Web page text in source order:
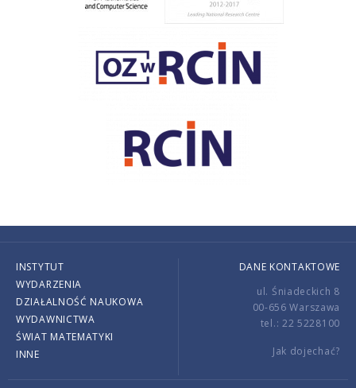
INSTYTUT
WYDARZENIA
DZIAŁALNOŚĆ NAUKOWA
WYDAWNICTWA
ŚWIAT MATEMATYKI
INNE
DANE KONTAKTOWE
ul. Śniadeckich 8
00-656 Warszawa
tel.: 22 5228100
Jak dojechać?